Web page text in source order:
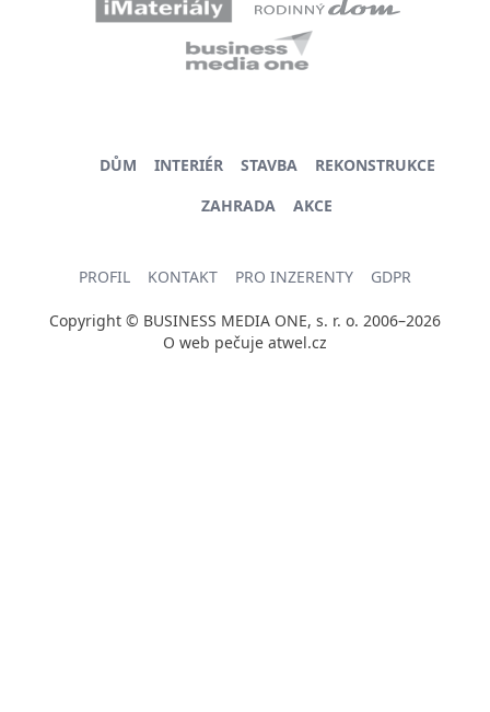
DŮM INTERIÉR STAVBA
REKONSTRUKCE
ZAHRADA
AKCE
PROFIL KONTAKT PRO INZERENTY GDPR
Copyright © BUSINESS MEDIA ONE, s. r. o. 2006–2026